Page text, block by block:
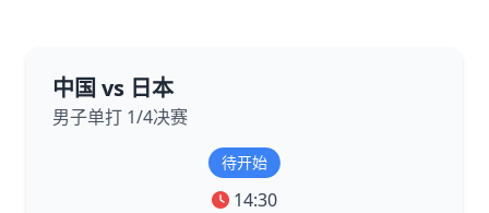
中国 vs 日本
男子单打 1/4决赛
待开始
14:30